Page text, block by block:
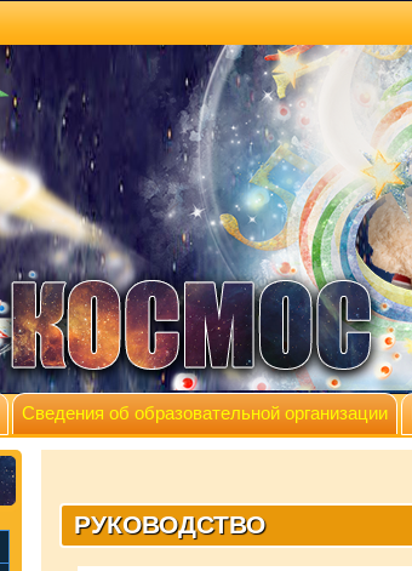
Сведения об образовательной организации
РУКОВОДСТВО